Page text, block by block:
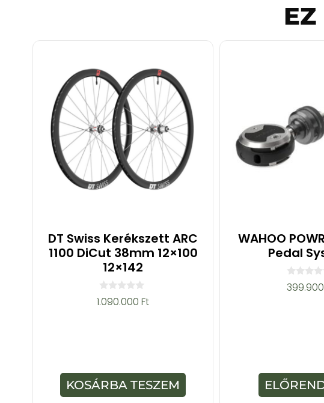
EZ
DT Swiss Kerékszett ARC
1100 DiCut 38mm 12×100
12×142
0
a
1.090.000Ft
KOSÁRBA TESZEM
WAHOO
Pedal
0
a
399.900